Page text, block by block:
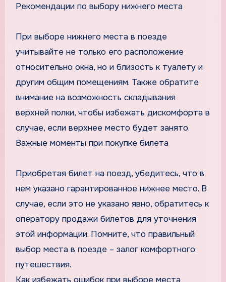
Рекомендации по выбору нижнего места
При выборе нижнего места в поезде
учитывайте не только его расположение
относительно окна, но и близость к туалету и
другим общим помещениям. Также обратите
внимание на возможность складывания
верхней полки, чтобы избежать дискомфорта в
случае, если верхнее место будет занято.
Важные моменты при покупке билета
Приобретая билет на поезд, убедитесь, что в
нем указано гарантированное нижнее место. В
случае, если это не указано явно, обратитесь к
оператору продажи билетов для уточнения
этой информации. Помните, что правильный
выбор места в поезде – залог комфортного
путешествия.
Как избежать ошибок при выборе места